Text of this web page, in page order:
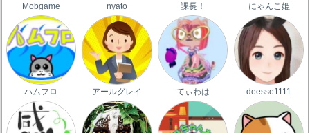
Mobgame nyato 課長！ にゃんこ姫
ハムフロ アールグレイ てぃわは deesse1111